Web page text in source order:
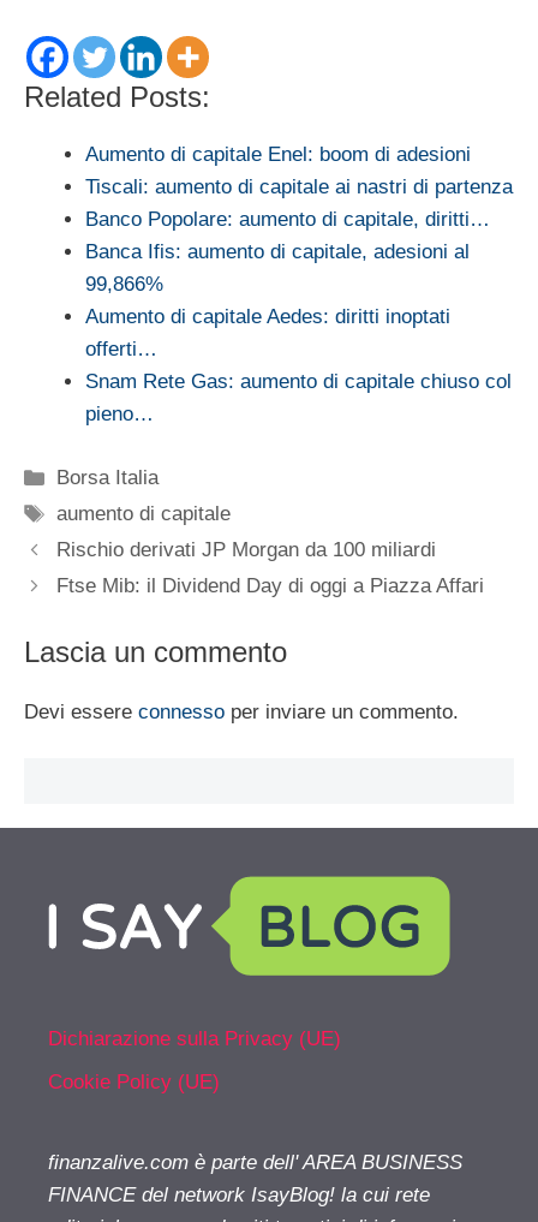
Related Posts:
Aumento di capitale Enel: boom di adesioni
Tiscali: aumento di capitale ai nastri di partenza
Banco Popolare: aumento di capitale, diritti…
Banca Ifis: aumento di capitale, adesioni al
99,866%
Aumento di capitale Aedes: diritti inoptati
offerti…
Snam Rete Gas: aumento di capitale chiuso col
pieno…
Categorie
Borsa Italia
Tag
aumento di capitale
Rischio derivati JP Morgan da 100 miliardi
Ftse Mib: il Dividend Day di oggi a Piazza Affari
Lascia un commento
Devi essere connesso per inviare un commento.
Dichiarazione sulla Privacy (UE)
Cookie Policy (UE)
finanzalive.com è parte dell' AREA BUSINESS
FINANCE del network IsayBlog! la cui rete